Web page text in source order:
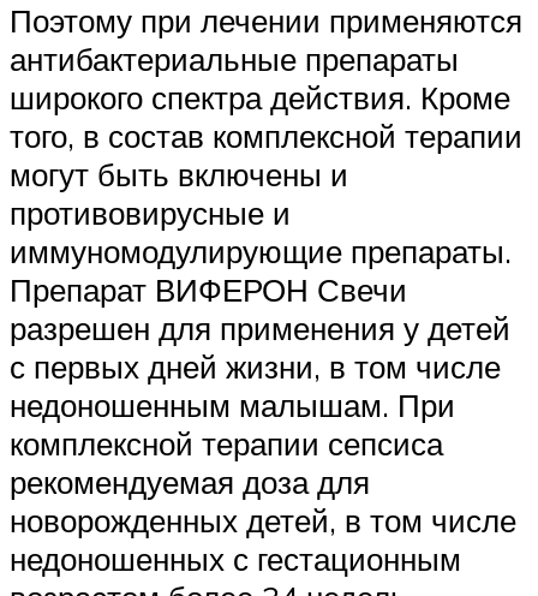
Поэтому при лечении применяются
антибактериальные препараты
широкого спектра действия. Кроме
того, в состав комплексной терапии
могут быть включены и
противовирусные и
иммуномодулирующие препараты.
Препарат ВИФЕРОН Свечи
разрешен для применения у детей
с первых дней жизни, в том числе
недоношенным малышам. При
комплексной терапии сепсиса
рекомендуемая доза для
новорожденных детей, в том числе
недоношенных с гестационным